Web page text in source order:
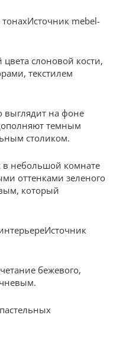
mebel-
слоновой кости,
текстилем
выглядит на фоне
темным
столиком.
в небольшой комнате
оттенками зеленого
который
бежевого,